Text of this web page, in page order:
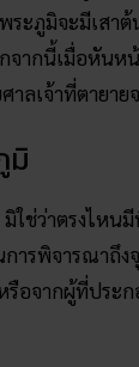
ระภูมิจะมีเสา
จากนี้เมื่อหันห
าลเจ้าที่ตายา
มิ
ใช่ว่าตรงไหน
ารพิจารณาถึง
อจากผู้ที่ประ